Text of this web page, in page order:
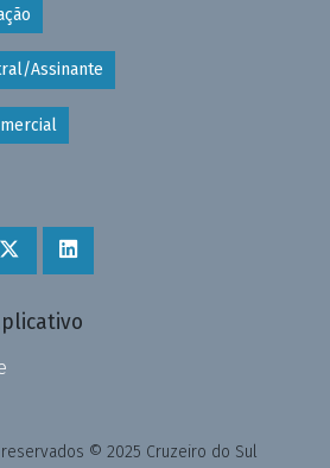
Assinante
© 2025 Cruzeiro do Sul